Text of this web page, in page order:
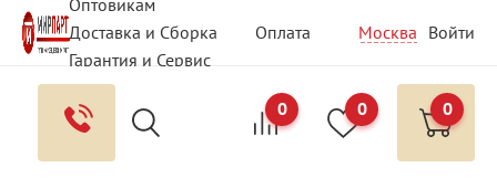
Оптовикам
Доставка и Сборка
Оплата
Гарантия и Сервис
Вопрос - Ответ
Контакты
Москва Войти
0 0 0